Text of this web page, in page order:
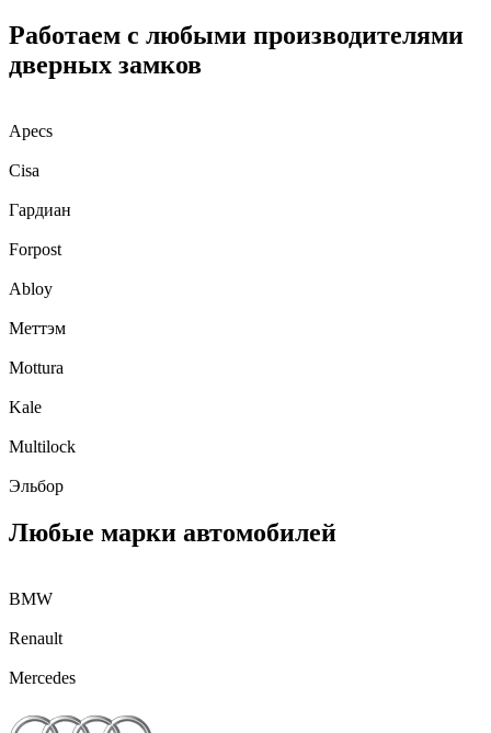
Работаем с любыми производителями
дверных замков
Apecs
Cisa
Гардиан
Forpost
Abloy
Меттэм
Mottura
Kale
Multilock
Эльбор
Любые марки автомобилей
BMW
Renault
Mercedes